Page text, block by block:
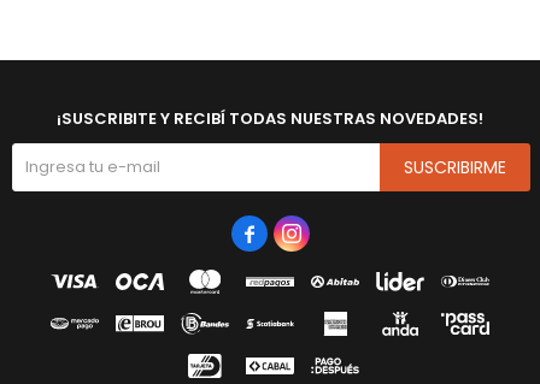
¡SUSCRIBITE Y RECIBÍ TODAS NUESTRAS NOVEDADES!
SUSCRIBIRME
 